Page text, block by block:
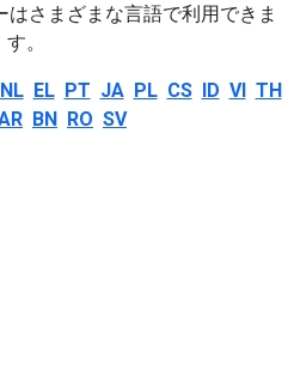
さまざまな言語で利用できま
す。
NL EL PT JA PL CS ID VI TH
BN RO SV